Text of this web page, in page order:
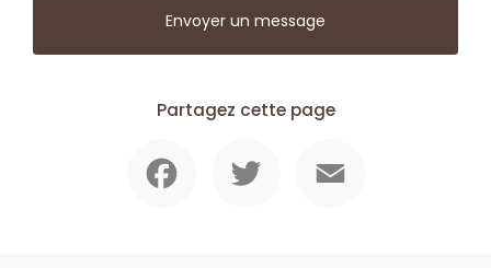
Envoyer un message
Partagez cette page